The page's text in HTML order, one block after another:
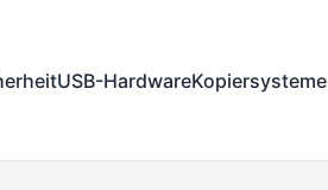
USB-HardwareKopiersysteme